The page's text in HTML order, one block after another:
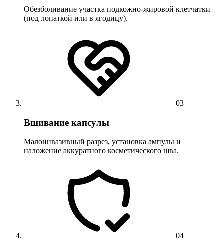
Обезболивание участка подкожно-жировой клетчатки
(под лопаткой или в ягодицу).
03
Вшивание капсулы
Малоинвазивный разрез, установка ампулы и
наложение аккуратного косметического шва.
04